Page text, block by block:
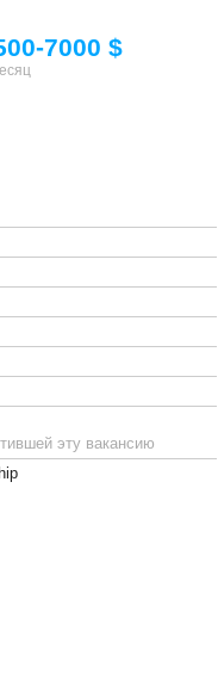
7000 $
эту вакансию